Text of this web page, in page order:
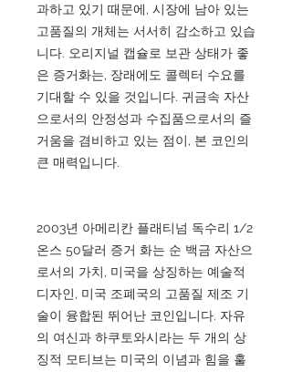
과하고 있기 때문에, 시장에 남아 있는
고품질의 개체는 서서히 감소하고 있습
니다. 오리지널 캡슐로 보관 상태가 좋
은 증거화는, 장래에도 콜렉터 수요를
기대할 수 있을 것입니다. 귀금속 자산
으로서의 안정성과 수집품으로서의 즐
거움을 겸비하고 있는 점이, 본 코인의
큰 매력입니다.
2003년 아메리칸 플래티넘 독수리 1/2
온스 50달러 증거 화는 순 백금 자산으
로서의 가치, 미국을 상징하는 예술적
디자인, 미국 조폐국의 고품질 제조 기
술이 융합된 뛰어난 코인입니다. 자유
의 여신과 하쿠토와시라는 두 개의 상
징적 모티브는 미국의 이념과 힘을 훌